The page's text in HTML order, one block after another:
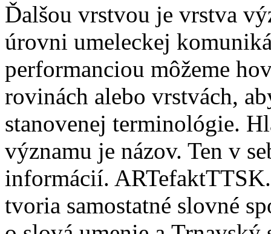
Ďalšou vrstvou je vrstva
úrovni umeleckej
performanciou môžeme
rovinách alebo vrstvách,
stanovenej terminológie.
významu je názov. Ten v
informácií.
tvoria samostatné slovné